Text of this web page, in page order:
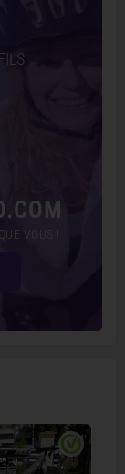
VOUS !